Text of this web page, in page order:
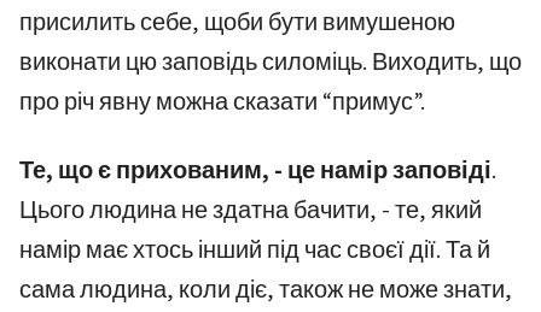
присилить себе, щоби бути вимушеною
виконати цю заповідь силоміць. Виходить, що
про річ явну можна сказати “примус”.
Те, що є прихованим, - це намір заповіді.
Цього людина не здатна бачити, - те, який
намір має хтось інший під час своєї дії. Та й
сама людина, коли діє, також не може знати,